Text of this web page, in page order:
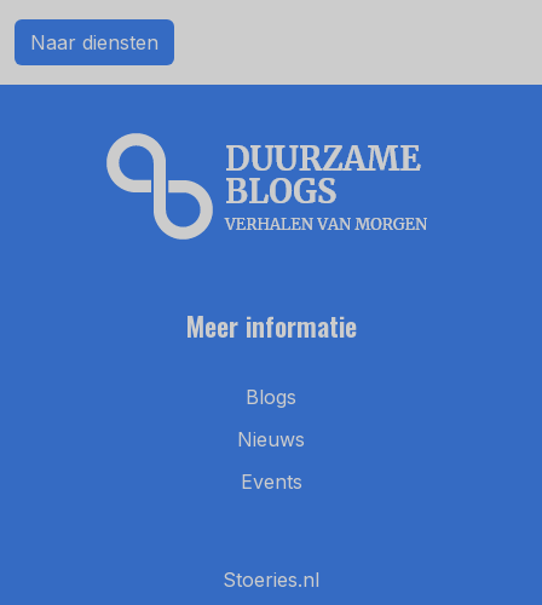
Naar diensten
Meer informatie
Blogs
Nieuws
Events
Stoeries.nl